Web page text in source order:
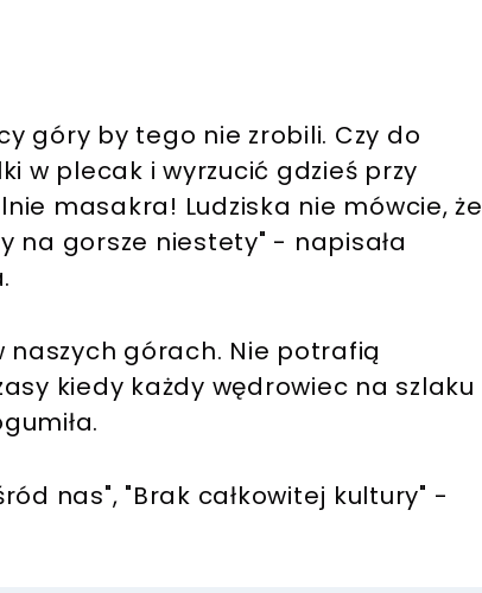
góry by tego nie zrobili. Czy do
w plecak i wyrzucić gdzieś przy
masakra! Ludziska nie mówcie, że
na gorsze niestety" - napisała
naszych górach. Nie potrafią
kiedy każdy wędrowiec na szlaku
nas", "Brak całkowitej kultury" -